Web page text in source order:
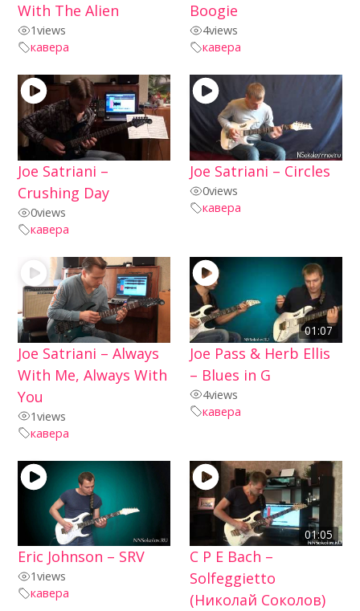
With The Alien
1views
кавера
Boogie
4views
кавера
Joe Satriani –
Crushing Day
0views
кавера
Joe Satriani – Circles
0views
кавера
Joe Satriani – Always
With Me, Always With
You
1views
кавера
01:07
Joe Pass & Herb Ellis
– Blues in G
4views
кавера
Eric Johnson – SRV
1views
кавера
01:05
C P E Bach –
Solfeggietto
(Николай Соколов)